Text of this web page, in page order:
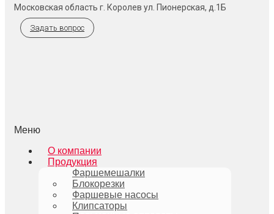
Московская область г. Королев ул. Пионерская, д.1Б
Задать вопрос
Меню
О компании
Продукция
Фаршемешалки
Блокорезки
Фаршевые насосы
Клипсаторы